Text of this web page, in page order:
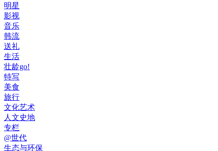
明星
影视
音乐
韩流
送礼
生活
壮龄go!
特写
美食
旅行
文化艺术
人文史地
专栏
@世代
生态与环保